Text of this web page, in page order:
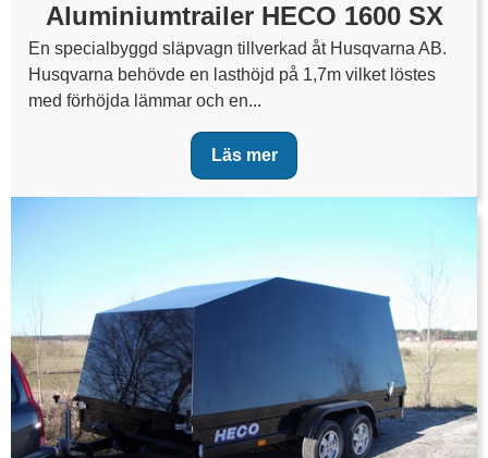
Aluminiumtrailer HECO 1600 SX
En specialbyggd släpvagn tillverkad åt Husqvarna AB.
Husqvarna behövde en lasthöjd på 1,7m vilket löstes
med förhöjda lämmar och en...
Läs mer